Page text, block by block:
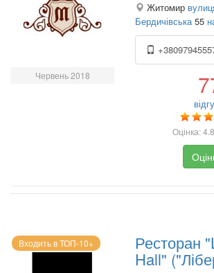
Червень 2018
Житомир
Бердичівська55
Оцінка:4.8
Входить в ТОП-10+ Ресторан
Hall"